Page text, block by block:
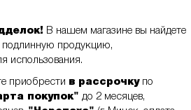
В нашем магазине вы найдете
подлинную продукцию,
использования.
приобрести в рассрочкупо
покупок" до 2 месяцев,